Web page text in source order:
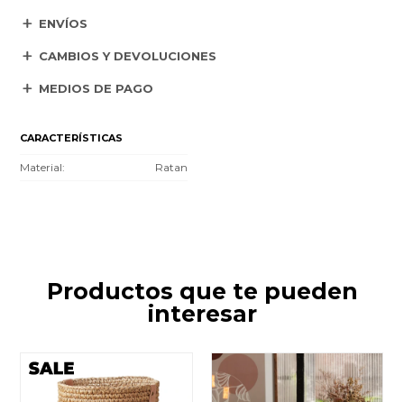
ENVÍOS
CAMBIOS Y DEVOLUCIONES
MEDIOS DE PAGO
CARACTERÍSTICAS
Material Ratan
Productos que te pueden
interesar